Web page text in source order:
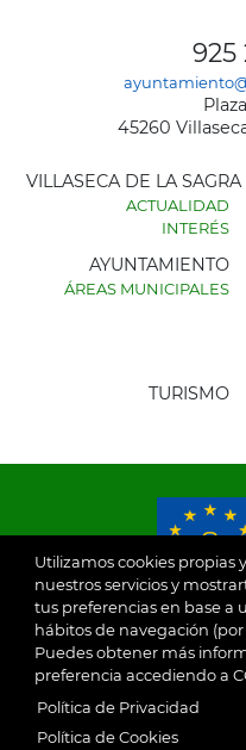
Utilizamos cookies propias
nuestros servicios y
tus preferencias en base a
hábitos de navegación
Puedes obtener más
preferencia accediendo a
Política de Privacidad
Política de Cookies
925
45260
AYUNTAMIENTO
VILLASECA DE LA SAGRA
ACTUALIDAD
INTERÉS
AYUNTAMIENTO
ÁREAS MUNICIPALES
TURISMO
© 2026
Ayuntamiento de